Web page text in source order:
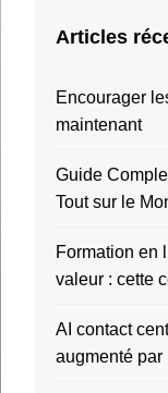
Articles
Encourager
maintenant
Guide
Tout sur le
Formation en
valeur : cette
AI contact
augmenté par